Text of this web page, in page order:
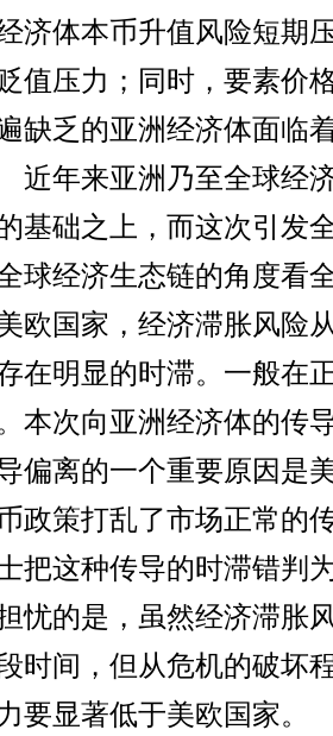
济体本币升值风险短期
值压力；同时，要素价
缺乏的亚洲经济体面临
年来亚洲乃至全球经济
基础之上，而这次引发
球经济生态链的角度看
欧国家，经济滞胀风险
在明显的时滞。一般在
本次向亚洲经济体的传
偏离的一个重要原因是
政策打乱了市场正常的
把这种传导的时滞错判
忧的是，虽然经济滞胀
时间，但从危机的破坏
要显著低于美欧国家。